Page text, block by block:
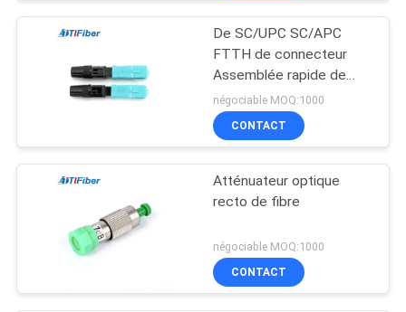
De SC/UPC SC/APC
FTTH de connecteur
Assemblée rapide de
fibre optique mécanique
rapidement
négociable MOQ:1000
CONTACT
Atténuateur optique
recto de fibre
négociable MOQ:1000
CONTACT